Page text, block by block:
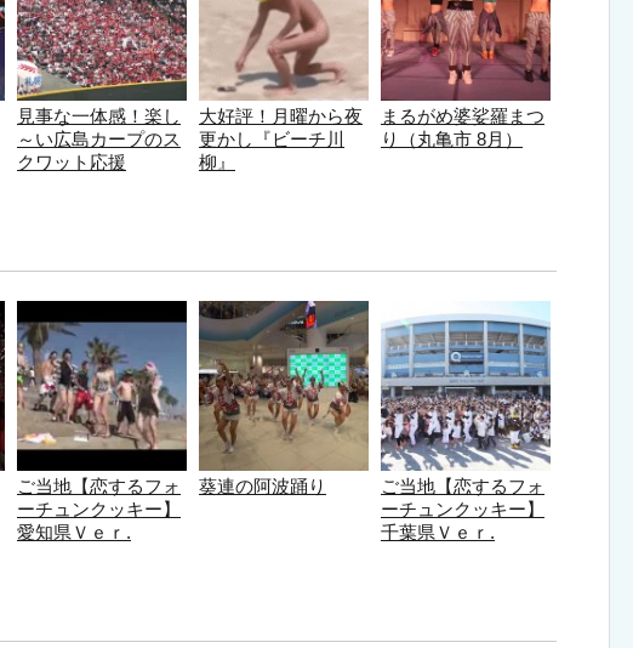
見事な一体感！楽し
～い広島カープのス
クワット応援
大好評！月曜から夜
更かし『ビーチ川
柳』
まるがめ婆娑羅まつ
り（丸亀市 8月）
ご当地【恋するフォ
ーチュンクッキー】
愛知県Ｖｅｒ.
葵連の阿波踊り
ご当地【恋するフォ
ーチュンクッキー】
千葉県Ｖｅｒ.